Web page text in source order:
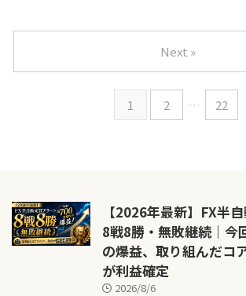
1 2 … 22
Next »
【2026年最新】FX半
8戦8勝・無敗継続｜
の爆益、取り組んだコ
が利益確定
2026/8/6